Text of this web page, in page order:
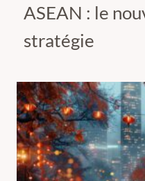
ASEAN : le
stratégie